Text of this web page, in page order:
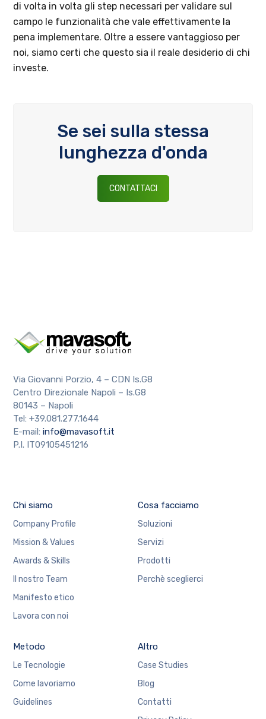
di volta in volta gli step necessari per validare sul
campo le funzionalità che vale effettivamente la
pena implementare. Oltre a essere vantaggioso per
noi, siamo certi che questo sia il reale desiderio di chi
investe.
Se sei sulla stessa
lunghezza d'onda
CONTATTACI
Via Giovanni Porzio, 4 – CDN Is.G8
Centro Direzionale Napoli – Is.G8
80143 – Napoli
Tel: +39.081.277.1644
E-mail:info@mavasoft.it
P.I. IT09105451216
Chi siamo
Company Profile
Mission & Values
Awards & Skills
Il nostro Team
Manifesto etico
Lavora con noi
Cosa facciamo
Soluzioni
Servizi
Prodotti
Perchè sceglierci
Metodo
Le Tecnologie
Come lavoriamo
Guidelines
Altro
Case Studies
Blog
Contatti